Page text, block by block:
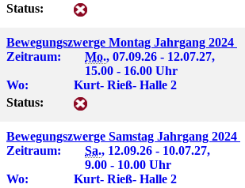
Status:
Bewegungszwerge Montag Jahrgang 2024
Zeitraum:
Mo., 07.09.26 - 12.07.27,
15.00 - 16.00 Uhr
Wo:
Kurt- Rieß- Halle 2
Status:
Bewegungszwerge Samstag Jahrgang 2024
Zeitraum:
Sa., 12.09.26 - 10.07.27,
9.00 - 10.00 Uhr
Wo:
Kurt- Rieß- Halle 2